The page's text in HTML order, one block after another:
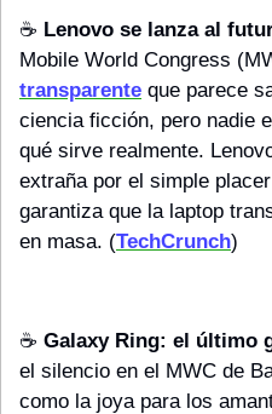
☕️ Lenovo se lanza al
Mobile World Congress
transparente que parece
ciencia ficción, pero nadie
qué sirve realmente.
extraña por el simple
garantiza que la laptop
en masa. (TechCrunch)
☕️ Galaxy Ring: el último
el silencio en el MWC de
como la joya para los